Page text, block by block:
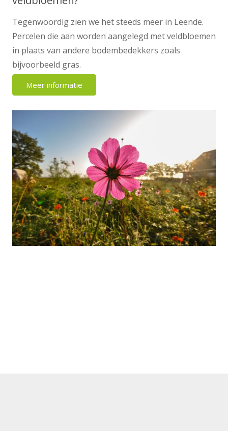
Tegenwoordig zien we het steeds meer in Leende.
Percelen die aan worden aangelegd met veldbloemen
in plaats van andere bodembedekkers zoals
bijvoorbeeld gras.
Meer informatie